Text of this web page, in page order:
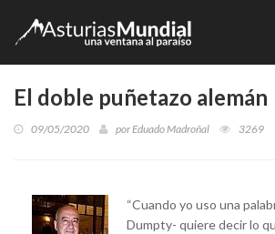
El doble puñetazo alemán
09/05/2020 porEduado Madroñal 3269
“Cuando yo uso una
Dumpty- quiere decir lo